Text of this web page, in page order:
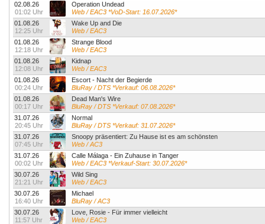
02.08.26
01:02 Uhr
Operation Undead
Web / EAC3 *VoD-Start: 16.07.2026*
01.08.26
12:25 Uhr
Wake Up and Die
Web / EAC3
01.08.26
12:18 Uhr
Strange Blood
Web / EAC3
01.08.26
12:08 Uhr
Kidnap
Web / EAC3
01.08.26
00:24 Uhr
Escort - Nacht der Begierde
BluRay / DTS *Verkauf: 06.08.2026*
01.08.26
00:17 Uhr
Dead Man's Wire
BluRay / DTS *Verkauf: 07.08.2026*
31.07.26
20:45 Uhr
Normal
BluRay / DTS *Verkauf: 31.07.2026*
31.07.26
07:45 Uhr
Snoopy präsentiert: Zu Hause ist es am schönsten
Web / AC3
31.07.26
00:02 Uhr
Calle Málaga - Ein Zuhause in Tanger
Web / EAC3 *Verkauf-Start: 30.07.2026*
30.07.26
21:21 Uhr
Wild Sing
Web / EAC3
30.07.26
16:40 Uhr
Michael
BluRay / AC3
30.07.26
11:57 Uhr
Love, Rosie - Für immer vielleicht
Web / EAC3